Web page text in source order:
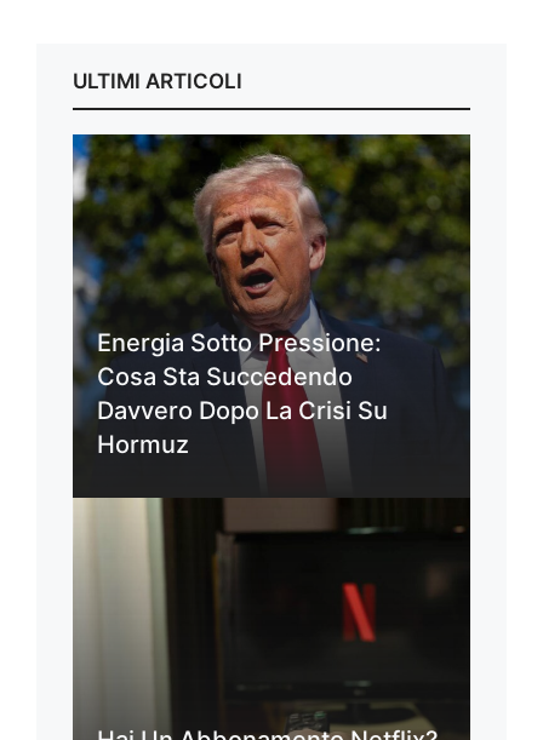
ULTIMI ARTICOLI
Energia Sotto Pressione:
Cosa Sta Succedendo
Davvero Dopo La Crisi Su
Hormuz